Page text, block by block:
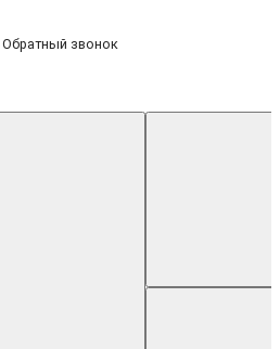
Обратный звонок